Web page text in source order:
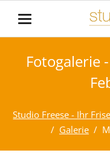
Fotogalerie
Studio Freese - Ihr
Galerie